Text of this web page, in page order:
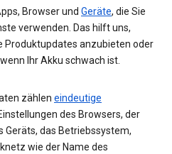
Browser und Geräte, die Sie
verwenden. Das hilft uns,
Produktupdates anzubieten oder
Ihr Akku schwach ist.
zählen eindeutige
des Browsers, der
Geräts, das Betriebssystem,
wie der Name des